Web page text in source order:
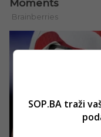
SOP.BA traži